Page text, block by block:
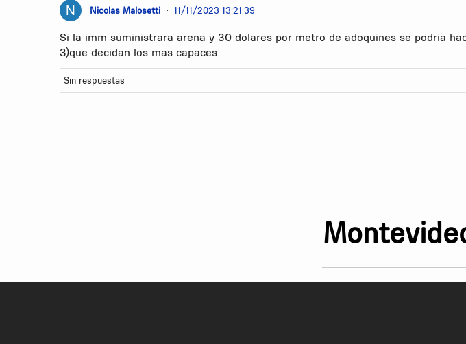
Nicolas Malosetti • 11/11/2023 13:21:39
Si la imm suministrara arena y 30 dolares por metro de adoquines se podria
3)que decidan los mas capaces
Sin respuestas